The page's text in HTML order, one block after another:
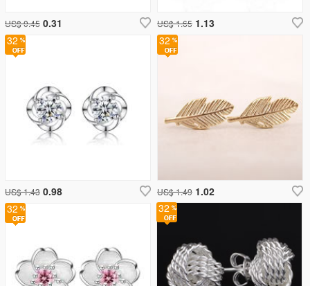
US$ 1.65 1.13
32
US$ 1.43 0.98
US$ 0.45 0.31
32 32
32
US$ 1.49 1.02